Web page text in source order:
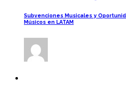
Subvenciones Musicales y
Músicos en LATAM